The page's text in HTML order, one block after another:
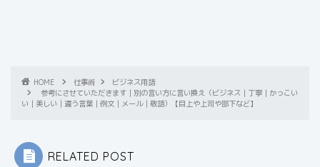
HOME 仕事術
ビジネス用語
参考にさせていただきます｜別の言い方に言い換え（ビジネス｜丁寧｜かっこい
い｜美しい｜違う言葉｜例文｜メール｜敬語）【目上や上司や部下など】
RELATED POST